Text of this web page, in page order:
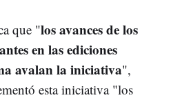
que "los avances de los
en las ediciones
avalan la iniciativa",
esta iniciativa "los